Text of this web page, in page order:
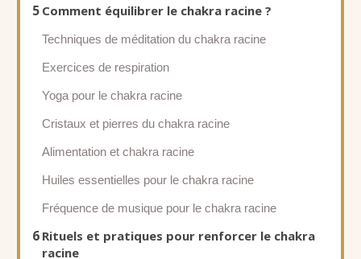
5 Comment équilibrer le chakra racine ?
Techniques de méditation du chakra racine
Exercices de respiration
Yoga pour le chakra racine
Cristaux et pierres du chakra racine
Alimentation et chakra racine
Huiles essentielles pour le chakra racine
Fréquence de musique pour le chakra racine
6 Rituels et pratiques pour renforcer le chakra
racine